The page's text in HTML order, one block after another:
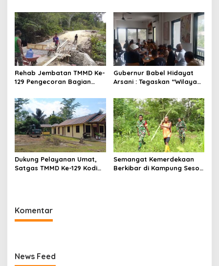
ke-81
Rehab Jembatan TMMD Ke-
129 Pengecoran Bagian
Rampung, Akses
Masyarakat Kampung
Sesor Segera Lebih Aman
dan Lancar
Gubernur Babel Hidayat
Arsani : Tegaskan “Wilayah
(WPR) Belitung Timur 392
Hektare Sesuai
RTRW”,Audensi Sempat
Tegang
Dukung Pelayanan Umat,
Satgas TMMD Ke-129 Kodim
Semangat Kemerdekaan
Berkibar di Kampung Sesor,
Komentar
News Feed